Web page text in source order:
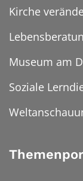
Kirche
Museum am
Soziale